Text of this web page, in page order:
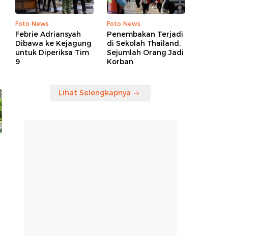
Foto News
Febrie Adriansyah
Dibawa ke Kejagung
untuk Diperiksa Tim
9
Foto News
Penembakan Terjadi
di Sekolah Thailand,
Sejumlah Orang Jadi
Korban
Lihat Selengkapnya